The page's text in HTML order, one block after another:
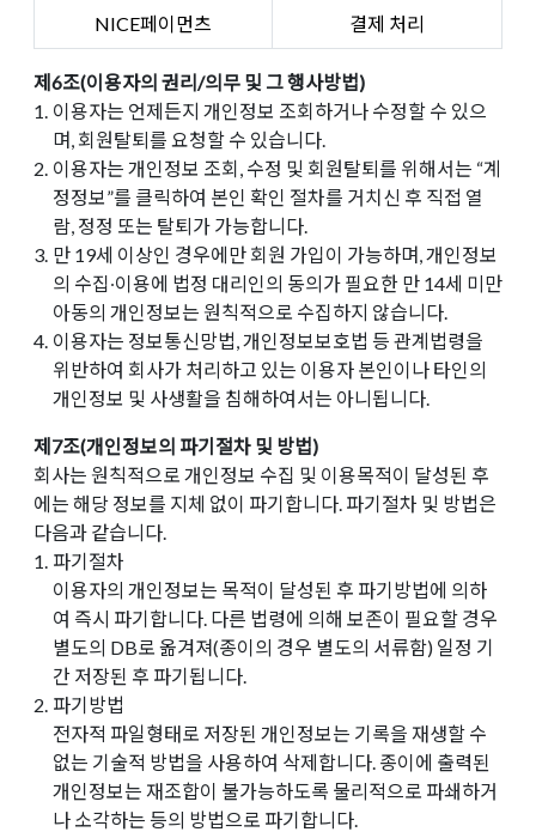
NICE페이먼츠 결제 처리
제6조(이용자의 권리/의무 및 그 행사방법)
1. 이용자는 언제든지 개인정보 조회하거나 수정할 수 있으
며, 회원탈퇴를 요청할 수 있습니다.
2. 이용자는 개인정보 조회, 수정 및 회원탈퇴를 위해서는 “계
정정보”를 클릭하여 본인 확인 절차를 거치신 후 직접 열
람, 정정 또는 탈퇴가 가능합니다.
3. 만 19세 이상인 경우에만 회원 가입이 가능하며, 개인정보
의 수집∙이용에 법정 대리인의 동의가 필요한 만 14세 미만
아동의 개인정보는 원칙적으로 수집하지 않습니다.
4. 이용자는 정보통신망법, 개인정보보호법 등 관계법령을
위반하여 회사가 처리하고 있는 이용자 본인이나 타인의
개인정보 및 사생활을 침해하여서는 아니됩니다.
제7조(개인정보의 파기절차 및 방법)
회사는 원칙적으로 개인정보 수집 및 이용목적이 달성된 후
에는 해당 정보를 지체 없이 파기합니다. 파기절차 및 방법은
다음과 같습니다.
1. 파기절차
이용자의 개인정보는 목적이 달성된 후 파기방법에 의하
여 즉시 파기합니다. 다른 법령에 의해 보존이 필요할 경우
별도의 DB로 옮겨져(종이의 경우 별도의 서류함) 일정 기
간 저장된 후 파기됩니다.
2. 파기방법
전자적 파일형태로 저장된 개인정보는 기록을 재생할 수
없는 기술적 방법을 사용하여 삭제합니다. 종이에 출력된
개인정보는 재조합이 불가능하도록 물리적으로 파쇄하거
나 소각하는 등의 방법으로 파기합니다.